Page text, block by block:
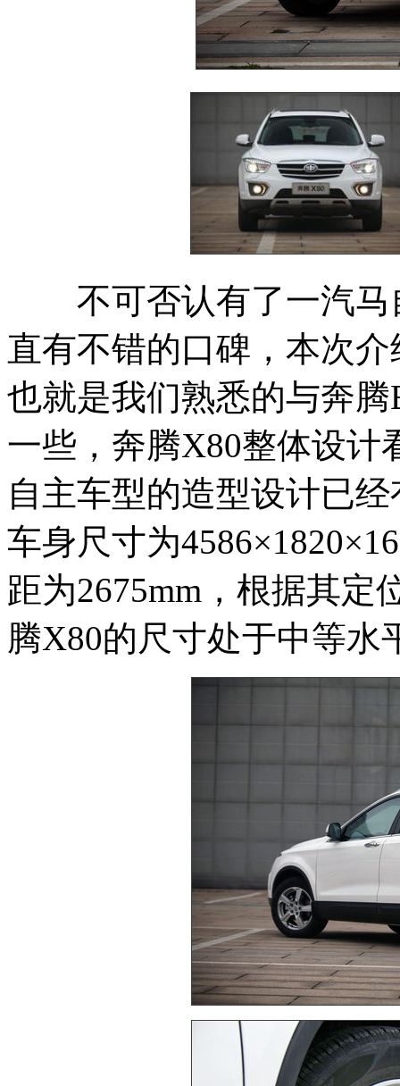
不可否认有了一汽马
直有不错的口碑，本次
也就是我们熟悉的与奔
一些，奔腾X80整体设计
自主车型的造型设计已
车身尺寸为
距为2675mm，根据其定
腾X80的尺寸处于中等水